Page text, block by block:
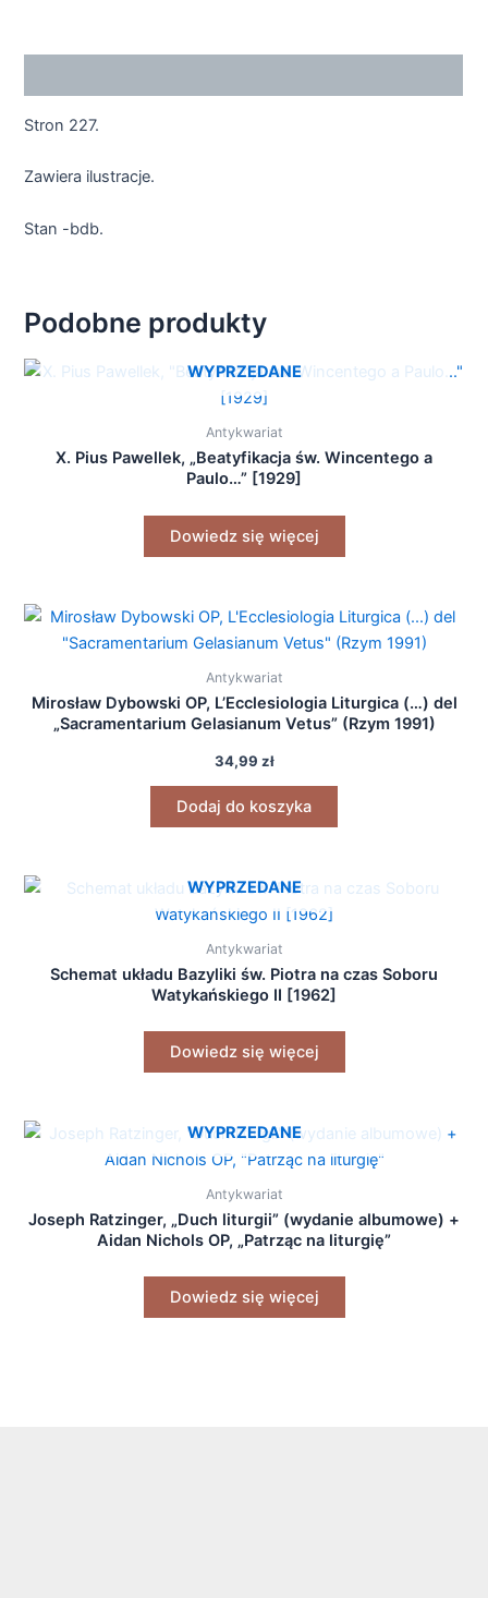
Stron 227.
Zawiera ilustracje.
Stan -bdb.
Podobne produkty
WYPRZEDANE
Antykwariat
X. Pius Pawellek, „Beatyfikacja św. Wincentego a
Paulo…” [1929]
Dowiedz się więcej
Antykwariat
Mirosław Dybowski OP, L’Ecclesiologia Liturgica (…) del
„Sacramentarium Gelasianum Vetus” (Rzym 1991)
34,99 zł
Dodaj do koszyka
WYPRZEDANE
Antykwariat
Schemat układu Bazyliki św. Piotra na czas Soboru
Watykańskiego II [1962]
Dowiedz się więcej
WYPRZEDANE
Antykwariat
Joseph Ratzinger, „Duch liturgii” (wydanie albumowe) +
Aidan Nichols OP, „Patrząc na liturgię”
Dowiedz się więcej